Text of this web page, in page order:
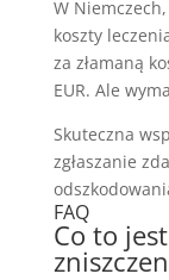
W
koszty
za złamaną
EUR. Ale
Skuteczna
zgłaszanie
FAQ
Co to